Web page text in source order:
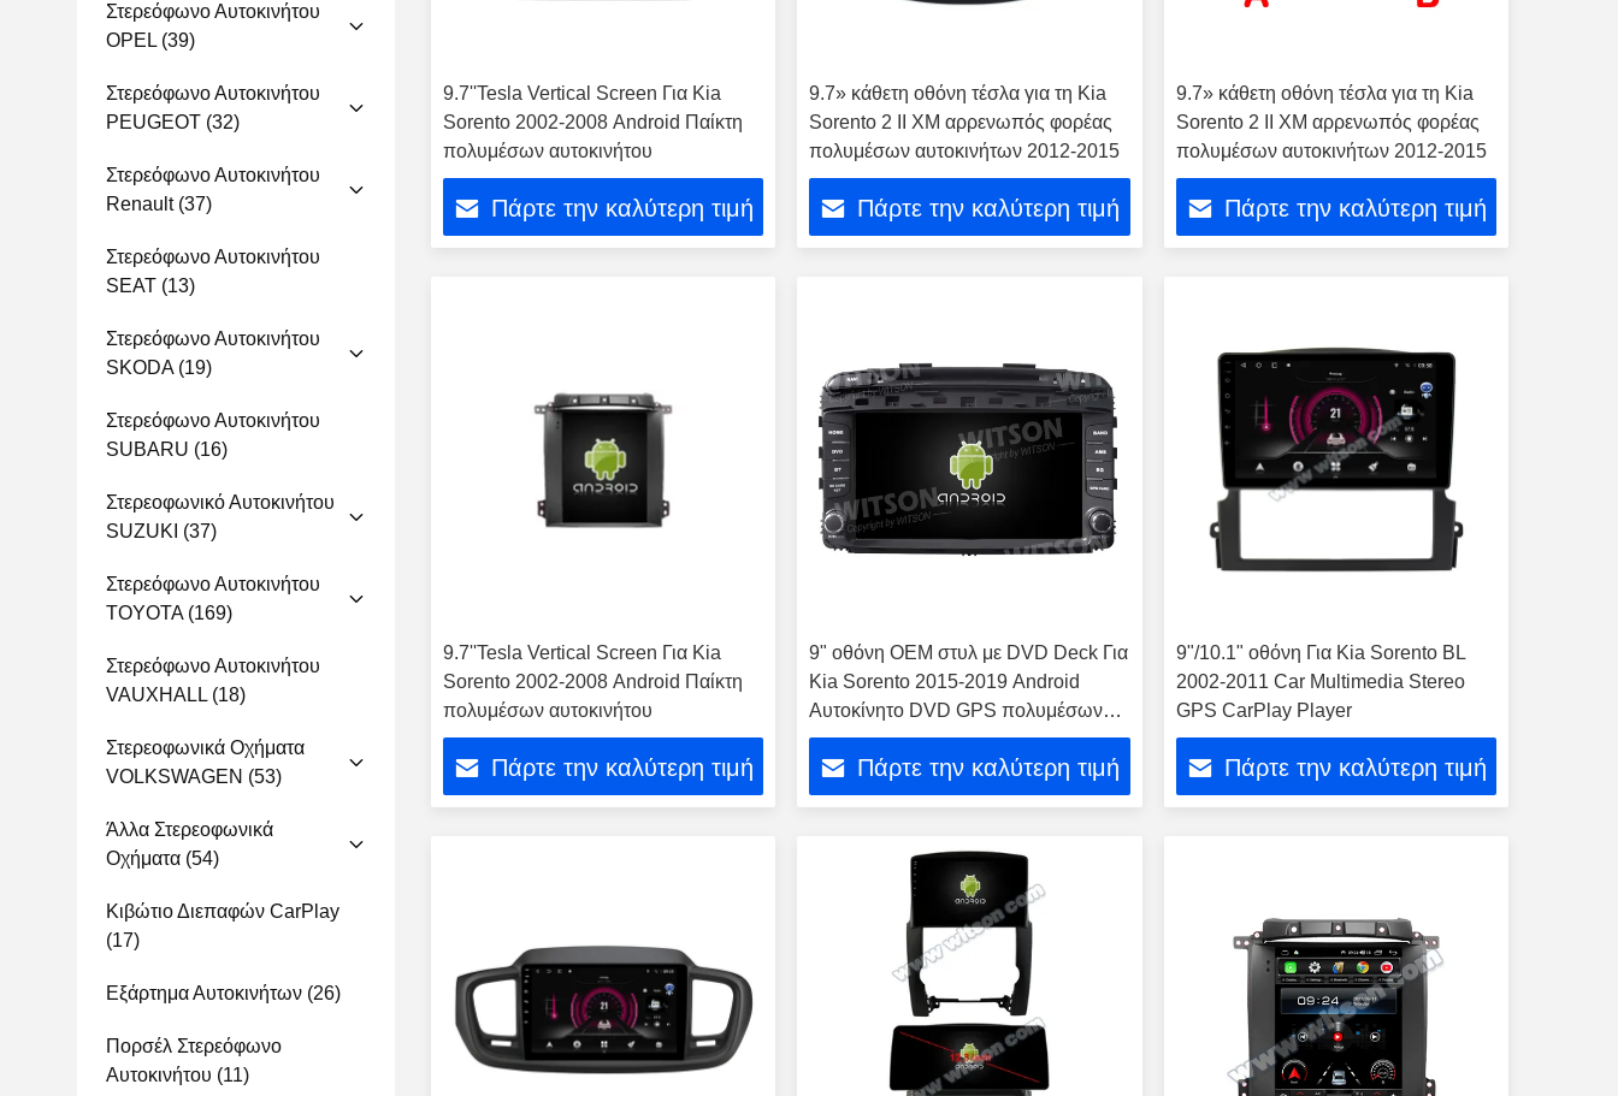
Στερεόφωνο Αυτοκινήτου
OPEL (39)
Στερεόφωνο Αυτοκινήτου
PEUGEOT (32)
Στερεόφωνο Αυτοκινήτου
Renault(37)
Στερεόφωνο Αυτοκινήτου
SEAT (13)
Στερεόφωνο Αυτοκινήτου
SKODA(19)
Στερεόφωνο Αυτοκινήτου
SUBARU (16)
Στερεοφωνικό Αυτοκινήτου
SUZUKI (37)
Στερεόφωνο Αυτοκινήτου
TOYOTA(169)
Στερεόφωνο Αυτοκινήτου
VAUXHALL (18)
Στερεοφωνικά Οχήματα
VOLKSWAGEN (53)
Άλλα Στερεοφωνικά
Οχήματα (54)
Κιβώτιο Διεπαφών CarPlay
(17)
Εξάρτημα Αυτοκινήτων (26)
Πορσέλ Στερεόφωνο
Αυτοκινήτου (11)
9.7''Tesla Vertical Screen Για Kia
Sorento 2002-2008 Android Παίκτη
πολυμέσων αυτοκινήτου
Πάρτε την καλύτερη τιμή
9.7» κάθετη οθόνη τέσλα για τη Kia
Sorento 2 ΙΙ XM αρρενωπός φορέας
πολυμέσων αυτοκινήτων 2012-2015
Πάρτε την καλύτερη τιμή
9.7» κάθετη οθόνη τέσλα για τη Kia
Sorento 2 ΙΙ XM αρρενωπός φορέας
πολυμέσων αυτοκινήτων 2012-2015
Πάρτε την καλύτερη τιμή
9.7''Tesla Vertical Screen Για Kia
Sorento 2002-2008 Android Παίκτη
πολυμέσων αυτοκινήτου
Πάρτε την καλύτερη τιμή
9" οθόνη OEM στυλ με DVD Deck Για
Kia Sorento 2015-2019 Android
Αυτοκίνητο DVD GPS πολυμέσων
στερεοφωνικό
Πάρτε την καλύτερη τιμή
9"/10.1" οθόνη Για Kia Sorento BL
2002-2011 Car Multimedia Stereo
GPS CarPlay Player
Πάρτε την καλύτερη τιμή